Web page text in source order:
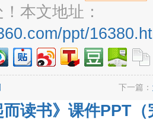
本文地址：
ppt/
下一篇：
而读书》课件PPT